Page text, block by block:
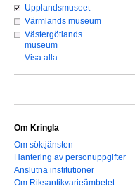
Upplandsmuseet
Värmlands museum
Västergötlands
museum
Visa alla
Om Kringla
Om söktjänsten
Hantering av personuppgifter
Anslutna institutioner
Om Riksantikvarieämbetet